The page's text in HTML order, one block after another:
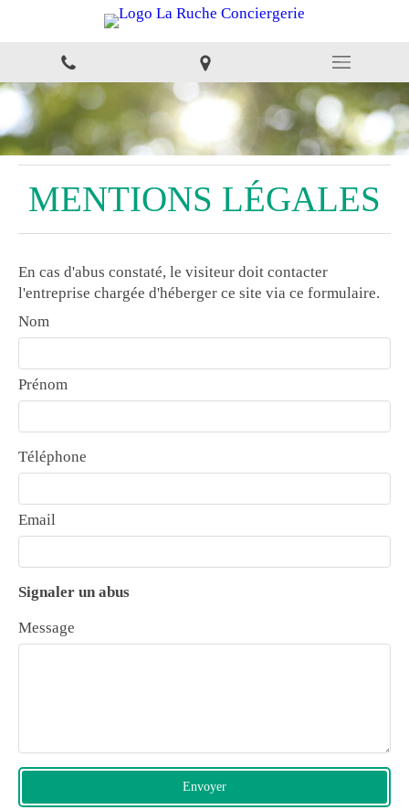
MENTIONS LÉGALES
En cas d'abus constaté, le visiteur doit contacter
l'entreprise chargée d'héberger ce site via ce formulaire.
Nom
Prénom
Téléphone
Email
Signaler un abus
Message
Envoyer